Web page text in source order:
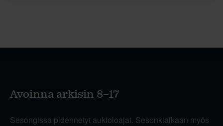
Avoinna arkisin 8–17
Sesongissa pidennetyt aukioloajat. Sesonkiaikaan myös